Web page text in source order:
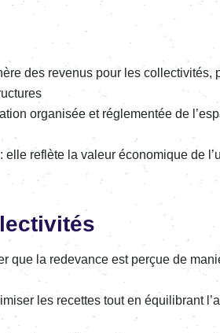
des reve­nus pour les collec­ti­vi­tés,
orga­ni­sée et régle­men­tée de
: elle reflète la valeur écono­mique de
que la rede­vance est perçue de
les recettes tout en équi­li­brant